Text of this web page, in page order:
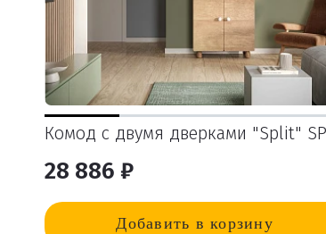
Комод с двумя дверками "Split"
28 886 ₽
Добавить в корзину